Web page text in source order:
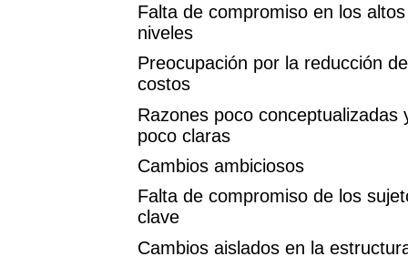
Falta de compromiso en los altos
niveles
Preocupación por la reducción
costos
Razones poco conceptualizadas
poco claras
Cambios ambiciosos
Falta de compromiso de los
clave
Cambios aislados en la